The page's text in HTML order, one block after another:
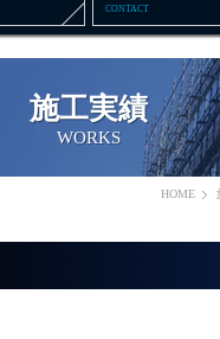
CONTACT
施工実績
WORKS
HOME